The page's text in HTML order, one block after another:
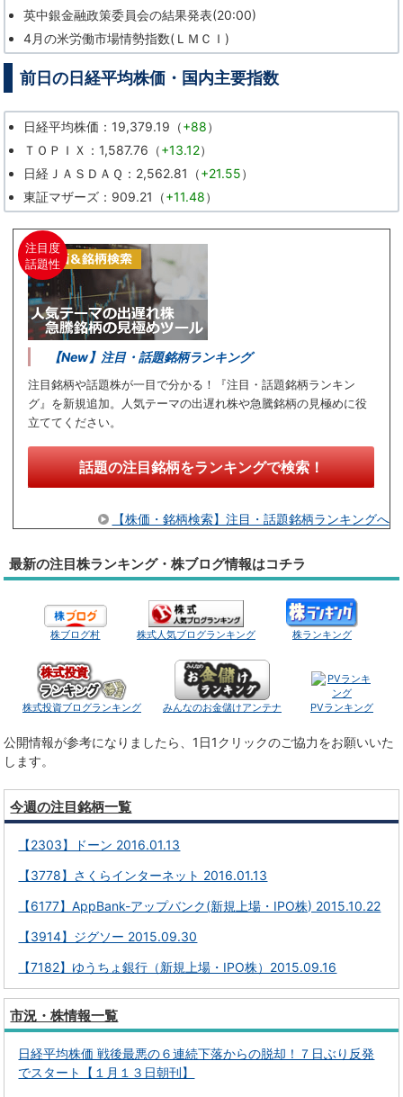
英中銀金融政策委員会の結果発表(20:00)
4月の米労働市場情勢指数(ＬＭＣＩ)
前日の日経平均株価・国内主要指数
日経平均株価：19,379.19（+88）
ＴＯＰＩＸ：1,587.76（+13.12）
日経ＪＡＳＤＡＱ：2,562.81（+21.55）
東証マザーズ：909.21（+11.48）
注目度
話題性
【New】注目・話題銘柄ランキング
注目銘柄や話題株が一目で分かる！『注目・話題銘柄ランキン
グ』を新規追加。人気テーマの出遅れ株や急騰銘柄の見極めに役
立ててください。
話題の注目銘柄をランキングで検索！
【株価・銘柄検索】注目・話題銘柄ランキングへ
最新の注目株ランキング・株ブログ情報はコチラ
株ブログ村 株式人気ブログランキング 株ランキング
株式投資ブログランキング みんなのお金儲けアンテナ PVランキング
公開情報が参考になりましたら、1日1クリックのご協力をお願いいた
します。
今週の注目銘柄一覧
【2303】ドーン 2016.01.13
【3778】さくらインターネット 2016.01.13
【6177】AppBank-アップバンク(新規上場・IPO株) 2015.10.22
【3914】ジグソー 2015.09.30
【7182】ゆうちょ銀行（新規上場・IPO株）2015.09.16
市況・株情報一覧
日経平均株価 戦後最悪の６連続下落からの脱却！７日ぶり反発
でスタート【１月１３日朝刊】